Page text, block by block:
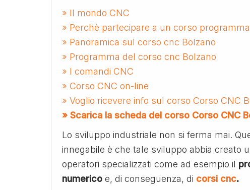
» Il mondo CNC
» Perchè partecipare a un corso
» Panoramica sul corso cnc Bolzano
» Programma del corso cnc Bolzano
» I comandi CNC
» Corso CNC on-line
» Voglio ricevere info sul corso Corso CNC
» Scarica la scheda del corso Corso CNC
Lo sviluppo industriale non si ferma mai.
innegabile è che tale sviluppo abbia creato
operatori specializzati come ad esempio il
numerico e, di conseguenza, di corsi cnc.